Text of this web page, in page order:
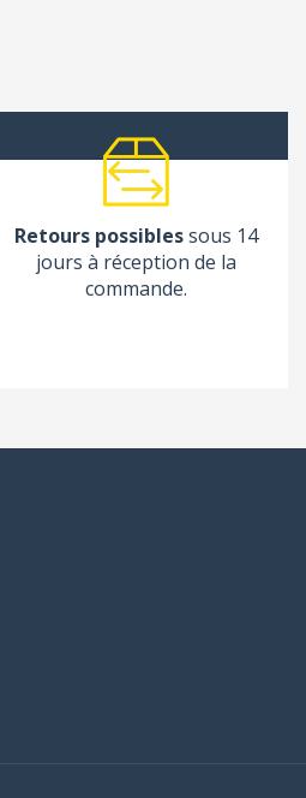
Retours possiblessous 14
jours à réception de la
commande.